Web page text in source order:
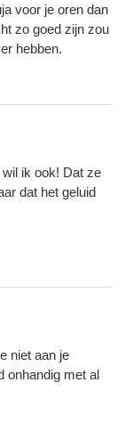
voor je oren dan
zo goed zijn zou
hebben.
ik ook! Dat ze
dat het geluid
niet aan je
onhandig met al